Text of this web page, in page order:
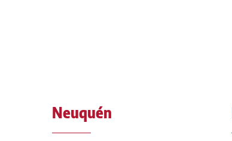
Neuquén